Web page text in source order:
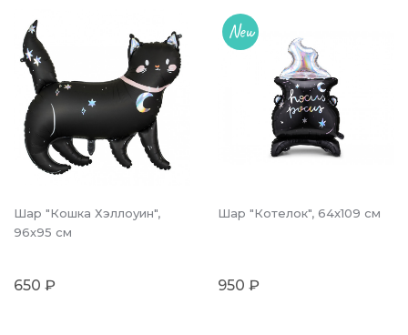
Шар "Кошка Хэллоуин",
96х95 см
650 ₽
New
Шар "Котелок", 64х109 см
950 ₽